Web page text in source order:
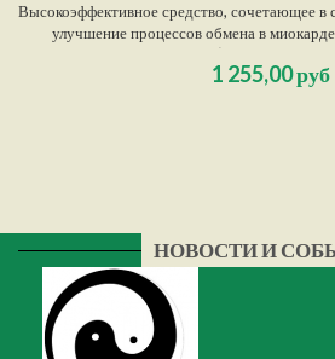
Высокоэффективное средство, сочетающее в
улучшение процессов обмена в
противостоять гипоксии (кислородному
основных свойств реологии крови,1 255,00 руб
НОВОСТИ И